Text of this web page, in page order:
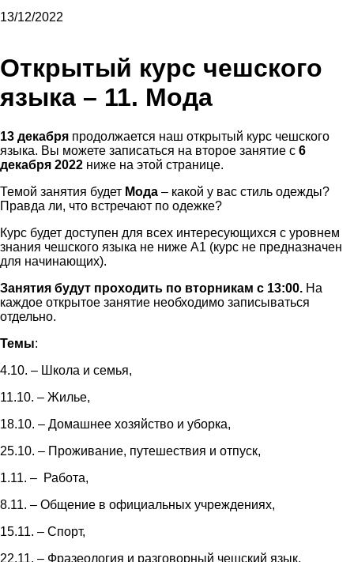
13/12/2022
Открытый курс чешского
языка – 11. Мода
13 декабря продолжается наш открытый курс чешского
языка. Вы можете записаться на второе занятие с 6
декабря 2022 ниже на этой странице.
Темой занятия будет Мода – какой у вас стиль одежды?
Правда ли, что встречают по одежке?
Курс будет доступен для всех интересующихся с уровнем
знания чешского языка не ниже А1 (курс не предназначен
для начинающих).
Занятия будут проходить по вторникам с 13:00. На
каждое открытое занятие необходимо записываться
отдельно.
Темы:
4.10. – Школа и семья,
11.10. – Жилье,
18.10. – Домашнее хозяйство и уборка,
25.10. – Проживание, путешествия и отпуск,
1.11. – Работа,
8.11. – Общение в официальных учреждениях,
15.11. – Спорт,
22.11. – Фразеология и разговорный чешский язык,